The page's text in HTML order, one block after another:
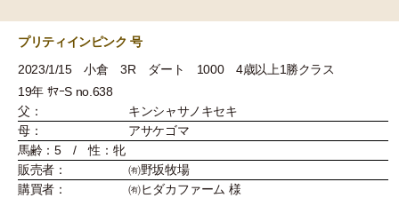
プリティインピンク 号
2023/1/15 小倉 3R ダート 1000 4歳以上1勝クラス
19年 ｻﾏｰS no.638
父：
キンシャサノキセキ
母：
アサケゴマ
馬齢：5 / 性：牝
販売者：
㈲野坂牧場
購買者：
㈲ヒダカファーム 様